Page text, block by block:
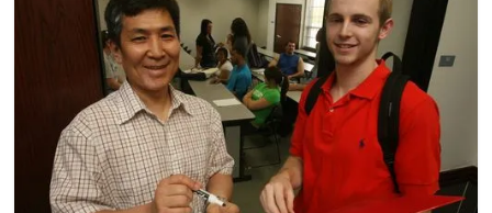
маданияты